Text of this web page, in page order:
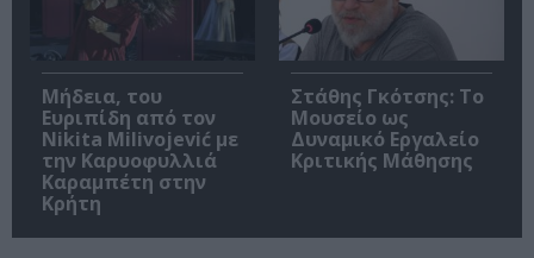
Μήδεια, του
Ευριπίδη από τον
Nikita Milivojević με
την Καρυοφυλλιά
Καραμπέτη στην
Κρήτη
Στάθης Γκότσης: Το
Μουσείο ως
Δυναμικό Εργαλείο
Κριτικής Μάθησης